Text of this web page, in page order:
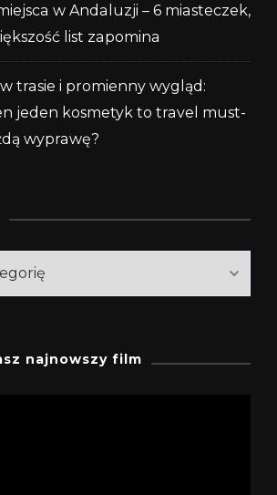
w Andaluzji – 6 miasteczek,
list zapomina
trasie i promienny wygląd:
jeden kosmetyk to travel must-
wyprawę?
najnowszy film